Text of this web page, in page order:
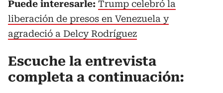
Puede interesarle: Trump celebró la
liberación de presos en Venezuela y
agradeció a Delcy Rodríguez
Escuche la entrevista
completa a continuación: